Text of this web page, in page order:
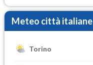
Meteo città italiane
Torino